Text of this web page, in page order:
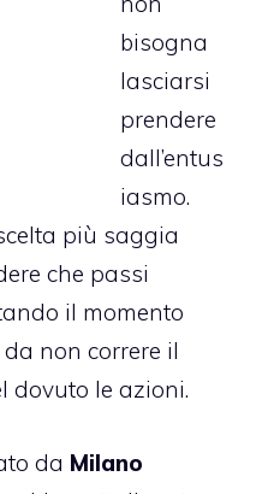
bisogna
lasciarsi
prendere
dall’entus
iasmo.
più saggia
che passi
il momento
da non correre il
dovuto le azioni.
da Milano